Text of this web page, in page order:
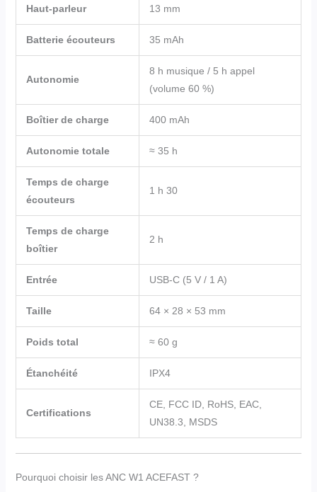
Haut-parleur 13 mm
Batterie écouteurs 35 mAh
Autonomie
8 h musique / 5 h appel
(volume 60 %)
Boîtier de charge 400 mAh
Autonomie totale ≈ 35 h
Temps de charge
écouteurs
1 h 30
Temps de charge
boîtier
2 h
Entrée USB-C (5 V / 1 A)
Taille 64 × 28 × 53 mm
Poids total ≈ 60 g
Étanchéité IPX4
Certifications
CE, FCC ID, RoHS, EAC,
UN38.3, MSDS
Pourquoi choisir les ANC W1 ACEFAST ?